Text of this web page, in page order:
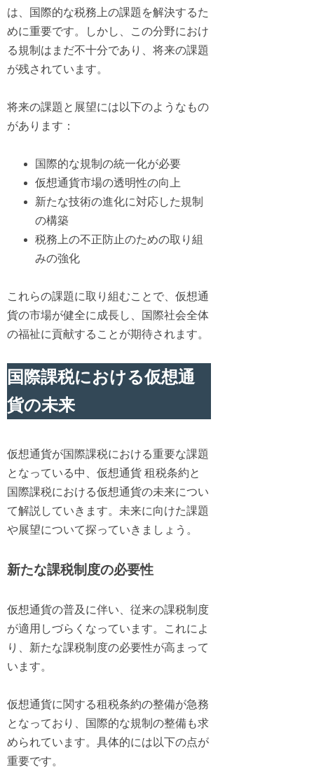
は、国際的な税務上の課題を解決するた
めに重要です。しかし、この分野におけ
る規制はまだ不十分であり、将来の課題
が残されています。
将来の課題と展望には以下のようなもの
があります：
国際的な規制の統一化が必要
仮想通貨市場の透明性の向上
新たな技術の進化に対応した規制
の構築
税務上の不正防止のための取り組
みの強化
これらの課題に取り組むことで、仮想通
貨の市場が健全に成長し、国際社会全体
の福祉に貢献することが期待されます。
国際課税における仮想通
貨の未来
仮想通貨が国際課税における重要な課題
となっている中、仮想通貨 租税条約と
国際課税における仮想通貨の未来につい
て解説していきます。未来に向けた課題
や展望について探っていきましょう。
新たな課税制度の必要性
仮想通貨の普及に伴い、従来の課税制度
が適用しづらくなっています。これによ
り、新たな課税制度の必要性が高まって
います。
仮想通貨に関する租税条約の整備が急務
となっており、国際的な規制の整備も求
められています。具体的には以下の点が
重要です。